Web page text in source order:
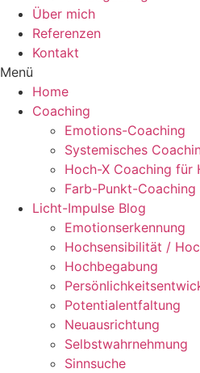
Über mich
Referenzen
Kontakt
Menü
Home
Coaching
Emotions-Coaching
Systemisches
Hoch-X Coaching für
Farb-Punkt-Coaching
Licht-Impulse Blog
Emotionserkennung
Hochsensibilität /
Hochbegabung
Potentialentfaltung
Neuausrichtung
Selbstwahrnehmung
Sinnsuche